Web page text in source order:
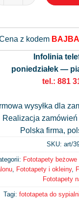
z kodem
Infolinia
poniedziałek —
tel.: 881
wysyłka dla
Realizacja
Polska firma,
SKU: art/
Fototapety beżowe
Fototapety i okleiny,
Fototapety
Tagi: fototapeta do sypialni